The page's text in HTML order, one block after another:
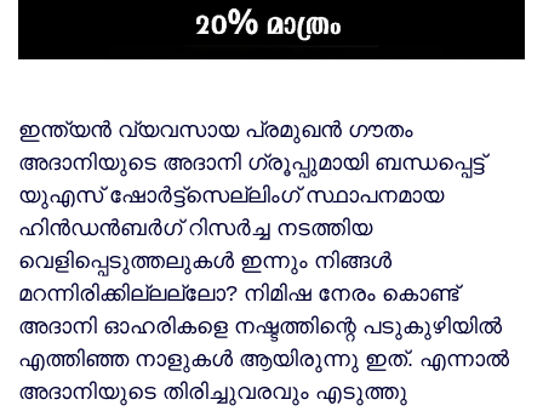
ഇന്ത്യന്‍ വ്യവസായ പ്രമുഖന്‍ ഗൗതം
അദാനിയുടെ അദാനി ഗ്രൂപ്പുമായി ബന്ധപ്പെട്ട്
യുഎസ് ഷോര്‍ട്ട്‌സെല്ലിംഗ് സ്ഥാപനമായ
ഹിന്‍ഡന്‍ബര്‍ഗ് റിസര്‍ച്ച നടത്തിയ
വെളിപ്പെടുത്തലുകള്‍ ഇന്നും നിങ്ങള്‍
മറന്നിരിക്കില്ലല്ലോ? നിമിഷ നേരം കൊണ്ട്
അദാനി ഓഹരികളെ നഷ്ടത്തിന്റെ പടുകുഴിയില്‍
എത്തിഞ്ഞ നാളുകള്‍ ആയിരുന്നു ഇത്. എന്നാല്‍
അദാനിയുടെ തിരിച്ചുവരവും എടുത്തു